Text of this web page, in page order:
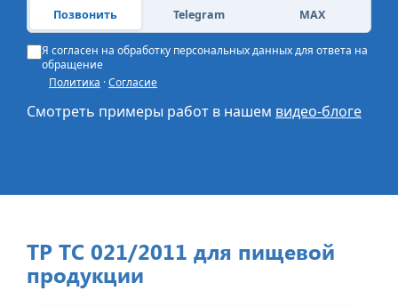
Позвонить Telegram MAX
Я согласен на обработку персональных данных для ответа на
обращение
Политика ·Согласие
Смотреть примеры работ в нашем видео-блоге
ТР ТС 021/2011 для пищевой
продукции